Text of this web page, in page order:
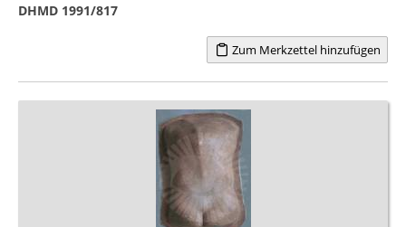
DHMD 1991/817
Zum Merkzettel hinzufügen